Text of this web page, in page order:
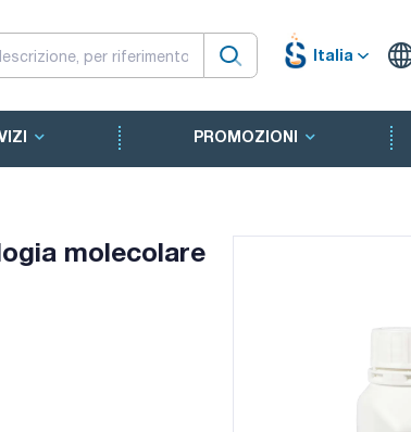
Italia
PROMOZIONI
molecolare